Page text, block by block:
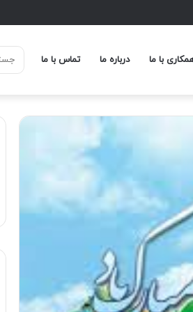
با ما درباره ما تماس با ما